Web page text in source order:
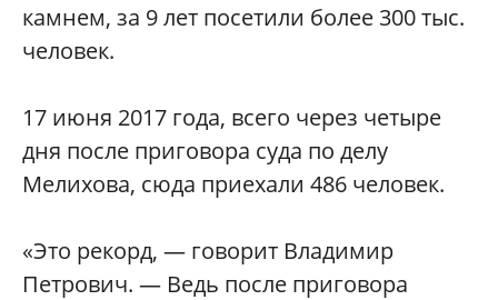
камнем, за 9 лет посетили более 300 тыс.
человек.
17 июня 2017 года, всего через четыре
дня после приговора суда по делу
Мелихова, сюда приехали 486 человек.
«Это рекорд, — говорит Владимир
Петрович. — Ведь после приговора